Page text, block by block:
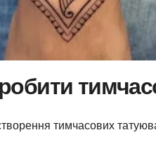
створення тимчасових